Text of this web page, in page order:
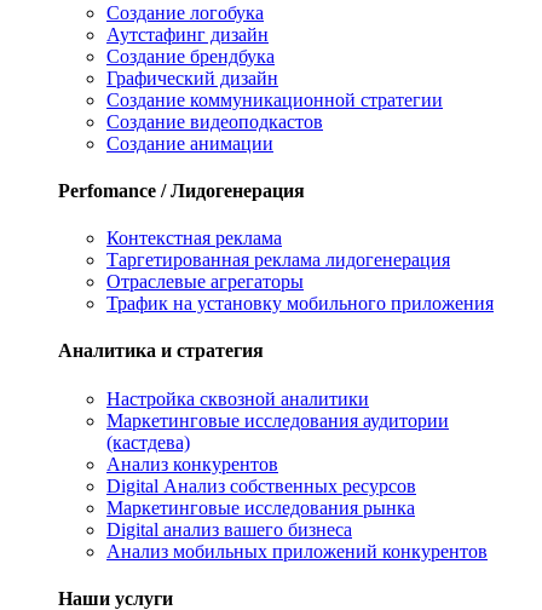
Создание логобука
Аутстафинг дизайн
Создание брендбука
Графический дизайн
Создание коммуникационной стратегии
Создание видеоподкастов
Создание анимации
Perfomance / Лидогенерация
Контекстная реклама
Таргетированная реклама лидогенерация
Отраслевые агрегаторы
Трафик на установку мобильного приложения
Аналитика и стратегия
Настройка сквозной аналитики
Маркетинговые исследования аудитории
(кастдева)
Анализ конкурентов
Digital Анализ собственных ресурсов
Маркетинговые исследования рынка
Digital анализ вашего бизнеса
Анализ мобильных приложений конкурентов
Наши услуги